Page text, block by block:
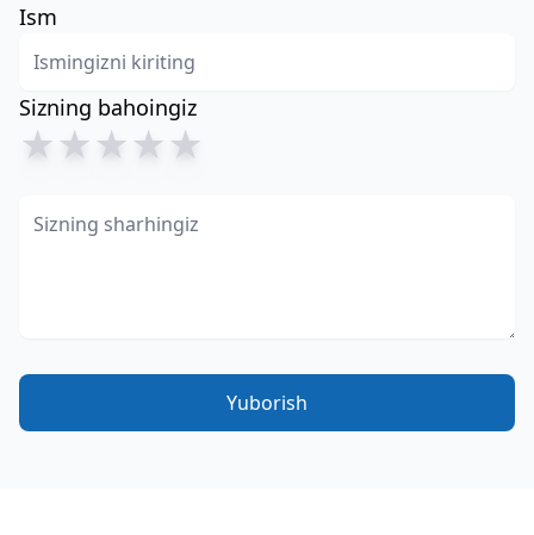
Ism
Sizning bahoingiz
★★★★★
Yuborish